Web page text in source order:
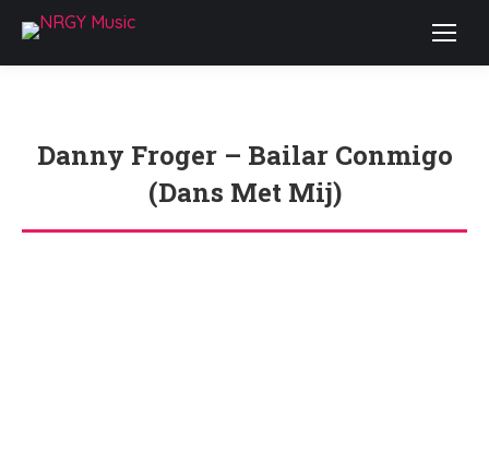
Danny Froger – Bailar Conmigo
(Dans Met Mij)
Je bent hier: